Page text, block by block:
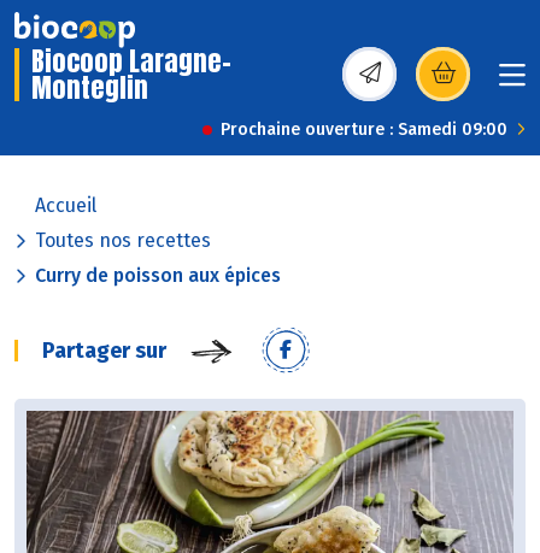
Biocoop Laragne-
Monteglin (s’ouvre dans une
Prochaine ouverture : Samedi 09:00
Accueil
Toutes nos recettes
Curry de poisson aux épices
Partager sur